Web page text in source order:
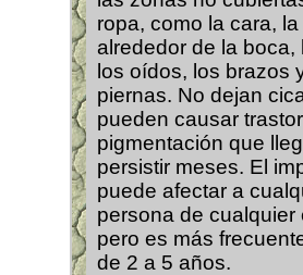
ropa, como la cara,
alrededor de la boca,
los oídos, los brazos
piernas. No dejan
pueden causar
pigmentación que
persistir meses. El
puede afectar a
persona de cualquier
pero es más
de 2 a 5 años.